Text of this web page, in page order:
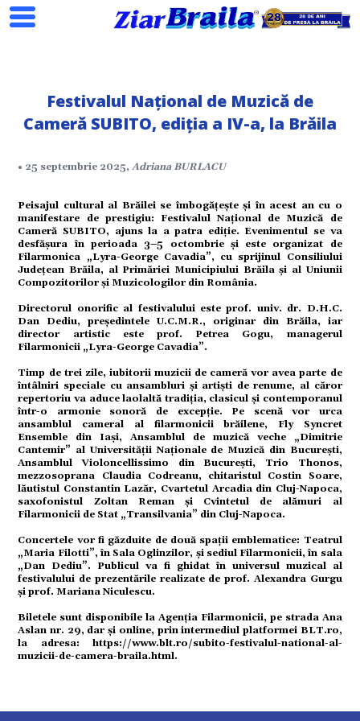
Search
Festivalul Național de Muzică de
Cameră SUBITO, ediția a IV-a, la Brăila
• 25 septembrie 2025,Adriana BURLACU
Peisajul cultural al Brăilei se îmbogățește și în acest an cu o
manifestare de prestigiu: Festivalul Național de Muzică de
Cameră SUBITO, ajuns la a patra ediție. Evenimentul se va
desfășura în perioada 3–5 octombrie și este organizat de
Filarmonica „Lyra-George Cavadia”, cu sprijinul Consiliului
Județean Brăila, al Primăriei Municipiului Brăila și al Uniunii
Compozitorilor și Muzicologilor din România.
Directorul onorific al festivalului este prof. univ. dr. D.H.C.
Dan Dediu, președintele U.C.M.R., originar din Brăila, iar
director artistic este prof. Petrea Gogu, managerul
Filarmonicii „Lyra-George Cavadia”.
Timp de trei zile, iubitorii muzicii de cameră vor avea parte de
întâlniri speciale cu ansambluri și artiști de renume, al căror
repertoriu va aduce laolaltă tradiția, clasicul și contemporanul
într-o armonie sonoră de excepție. Pe scenă vor urca
ansamblul cameral al filarmonicii brăilene, Fly Syncret
Ensemble din Iași, Ansamblul de muzică veche „Dimitrie
Cantemir” al Universității Naționale de Muzică din București,
Ansamblul Violoncellissimo din București, Trio Thonos,
mezzosoprana Claudia Codreanu, chitaristul Costin Soare,
lăutistul Constantin Lazăr, Cvartetul Arcadia din Cluj-Napoca,
saxofonistul Zoltan Reman și Cvintetul de alămuri al
Filarmonicii de Stat „Transilvania” din Cluj-Napoca.
Concertele vor fi găzduite de două spații emblematice: Teatrul
„Maria Filotti”, în Sala Oglinzilor, și sediul Filarmonicii, în sala
„Dan Dediu”. Publicul va fi ghidat în universul muzical al
festivalului de prezentările realizate de prof. Alexandra Gurgu
și prof. Mariana Niculescu.
Biletele sunt disponibile la Agenția Filarmonicii, pe strada Ana
Aslan nr. 29, dar și online, prin intermediul platformei BLT.ro,
la adresa: https://www.blt.ro/subito-festivalul-national-al-
muzicii-de-camera-braila.html.